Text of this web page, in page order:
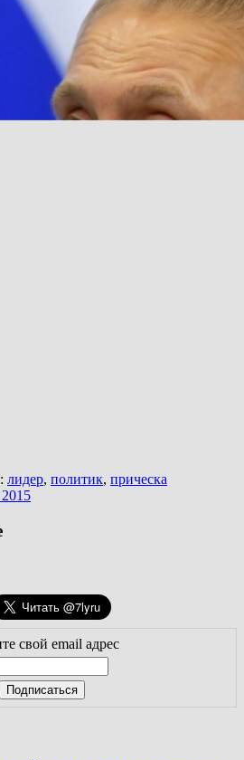
лидер, политик, прическа
свой email адрес